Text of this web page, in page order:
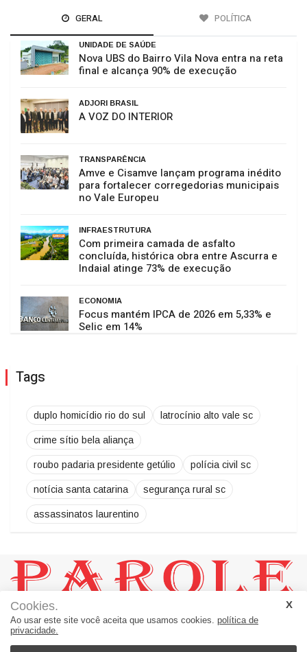
GERAL POLÍTICA
UNIDADE DE SAÚDE
Nova UBS do Bairro Vila Nova entra na reta
final e alcança 90% de execução
ADJORI BRASIL
A VOZ DO INTERIOR
TRANSPARÊNCIA
Amve e Cisamve lançam programa inédito
para fortalecer corregedorias municipais
no Vale Europeu
INFRAESTRUTURA
Com primeira camada de asfalto
concluída, histórica obra entre Ascurra e
Indaial atinge 73% de execução
ECONOMIA
Focus mantém IPCA de 2026 em 5,33% e
Selic em 14%
Tags
duplo homicídio rio do sul latrocínio alto vale sc
crime sítio bela aliança
roubo padaria presidente getúlio polícia civil sc
notícia santa catarina segurança rural sc
assassinatos laurentino
JORNAL PAROLE:
Um Jornal a Serviço de Ascurra - Palavras a Serviço da Notícia
Cookies.
Ao usar este site você aceita que usamos cookies. política de
privacidade.